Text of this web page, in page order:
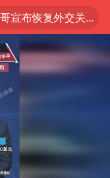
秘鲁和墨西哥宣布恢复外交关系
张毅恭被查
后养心是关键
提升气血
00:12